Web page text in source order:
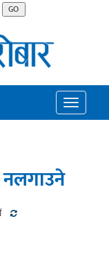
GO
Toggle
नलगाउने